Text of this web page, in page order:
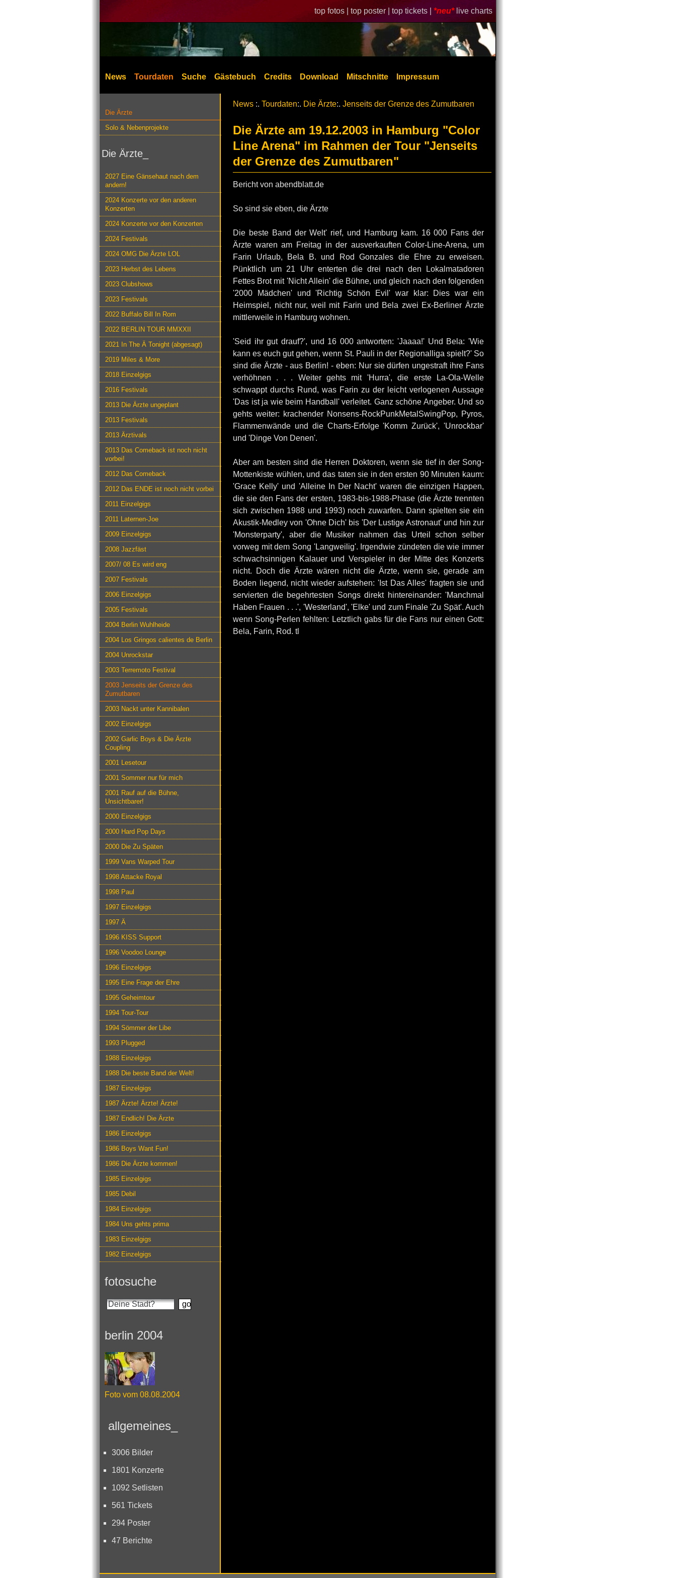
top fotos | top poster | top tickets | *neu* live charts
News Tourdaten Suche Gästebuch Credits Download Mitschnitte Impressum
Die Ärzte
Solo & Nebenprojekte
Die Ärzte_
2027 Eine Gänsehaut nach dem
andern!
2024 Konzerte vor den anderen
Konzerten
2024 Konzerte vor den Konzerten
2024 Festivals
2024 OMG Die Ärzte LOL
2023 Herbst des Lebens
2023 Clubshows
2023 Festivals
2022 Buffalo Bill In Rom
2022 BERLIN TOUR MMXXII
2021 In The Ä Tonight (abgesagt)
2019 Miles & More
2018 Einzelgigs
2016 Festivals
2013 Die Ärzte ungeplant
2013 Festivals
2013 Ärztivals
2013 Das Comeback ist noch nicht
vorbei!
2012 Das Comeback
2012 Das ENDE ist noch nicht vorbei
2011 Einzelgigs
2011 Laternen-Joe
2009 Einzelgigs
2008 Jazzfäst
2007/ 08 Es wird eng
2007 Festivals
2006 Einzelgigs
2005 Festivals
2004 Berlin Wuhlheide
2004 Los Gringos calientes de Berlin
2004 Unrockstar
2003 Terremoto Festival
2003 Jenseits der Grenze des
Zumutbaren
2003 Nackt unter Kannibalen
2002 Einzelgigs
2002 Garlic Boys & Die Ärzte
Coupling
2001 Lesetour
2001 Sommer nur für mich
2001 Rauf auf die Bühne,
Unsichtbarer!
2000 Einzelgigs
2000 Hard Pop Days
2000 Die Zu Späten
1999 Vans Warped Tour
1998 Attacke Royal
1998 Paul
1997 Einzelgigs
1997 Ä
1996 KISS Support
1996 Voodoo Lounge
1996 Einzelgigs
1995 Eine Frage der Ehre
1995 Geheimtour
1994 Tour-Tour
1994 Sömmer der Libe
1993 Plugged
1988 Einzelgigs
1988 Die beste Band der Welt!
1987 Einzelgigs
1987 Ärzte! Ärzte! Ärzte!
1987 Endlich! Die Ärzte
1986 Einzelgigs
1986 Boys Want Fun!
1986 Die Ärzte kommen!
1985 Einzelgigs
1985 Debil
1984 Einzelgigs
1984 Uns gehts prima
1983 Einzelgigs
1982 Einzelgigs
fotosuche
berlin 2004
Foto vom 08.08.2004
allgemeines_
3006 Bilder
1801 Konzerte
1092 Setlisten
561 Tickets
294 Poster
47 Berichte
News :. Tourdaten:. Die Ärzte:. Jenseits der Grenze des Zumutbaren
Die Ärzte am 19.12.2003 in Hamburg "Color
Line Arena" im Rahmen der Tour "Jenseits
der Grenze des Zumutbaren"
Bericht von abendblatt.de
So sind sie eben, die Ärzte
Die beste Band der Welt' rief, und Hamburg kam. 16 000 Fans der
Ärzte waren am Freitag in der ausverkauften Color-Line-Arena, um
Farin Urlaub, Bela B. und Rod Gonzales die Ehre zu erweisen.
Pünktlich um 21 Uhr enterten die drei nach den Lokalmatadoren
Fettes Brot mit 'Nicht Allein' die Bühne, und gleich nach den folgenden
'2000 Mädchen' und 'Richtig Schön Evil' war klar: Dies war ein
Heimspiel, nicht nur, weil mit Farin und Bela zwei Ex-Berliner Ärzte
mittlerweile in Hamburg wohnen.
'Seid ihr gut drauf?', und 16 000 antworten: 'Jaaaa!' Und Bela: 'Wie
kann es euch gut gehen, wenn St. Pauli in der Regionalliga spielt?' So
sind die Ärzte - aus Berlin! - eben: Nur sie dürfen ungestraft ihre Fans
verhöhnen . . . Weiter gehts mit 'Hurra', die erste La-Ola-Welle
schwappt durchs Rund, was Farin zu der leicht verlogenen Aussage
'Das ist ja wie beim Handball' verleitet. Ganz schöne Angeber. Und so
gehts weiter: krachender Nonsens-RockPunkMetalSwingPop, Pyros,
Flammenwände und die Charts-Erfolge 'Komm Zurück', 'Unrockbar'
und 'Dinge Von Denen'.
Aber am besten sind die Herren Doktoren, wenn sie tief in der Song-
Mottenkiste wühlen, und das taten sie in den ersten 90 Minuten kaum:
'Grace Kelly' und 'Alleine In Der Nacht' waren die einzigen Happen,
die sie den Fans der ersten, 1983-bis-1988-Phase (die Ärzte trennten
sich zwischen 1988 und 1993) noch zuwarfen. Dann spielten sie ein
Akustik-Medley von 'Ohne Dich' bis 'Der Lustige Astronaut' und hin zur
'Monsterparty', aber die Musiker nahmen das Urteil schon selber
vorweg mit dem Song 'Langweilig'. Irgendwie zündeten die wie immer
schwachsinnigen Kalauer und Verspieler in der Mitte des Konzerts
nicht. Doch die Ärzte wären nicht die Ärzte, wenn sie, gerade am
Boden liegend, nicht wieder aufstehen: 'Ist Das Alles' fragten sie und
servierten die begehrtesten Songs direkt hintereinander: 'Manchmal
Haben Frauen . . .', 'Westerland', 'Elke' und zum Finale 'Zu Spät'. Auch
wenn Song-Perlen fehlten: Letztlich gabs für die Fans nur einen Gott:
Bela, Farin, Rod. tl